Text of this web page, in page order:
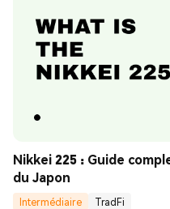
Nikkei 225 : Guide
du Japon
Intermédiaire
TradFi